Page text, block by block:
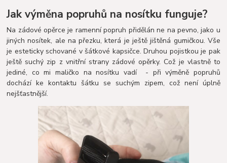
Jak výměna popruhů na nosítku funguje?
Na zádové opěrce je ramenní popruh přidělán ne na pevno, jako u
jiných nosítek, ale na přezku, která je ještě jištěná gumičkou. Vše
je esteticky schované v šátkové kapsičce. Druhou pojistkou je pak
ještě suchý zip z vnitřní strany zádové opěrky. Což je vlastně to
jediné, co mi maličko na nosítku vadí - při výměně popruhů
dochází ke kontaktu šátku se suchým zipem, což není úplně
nejšťastnější.